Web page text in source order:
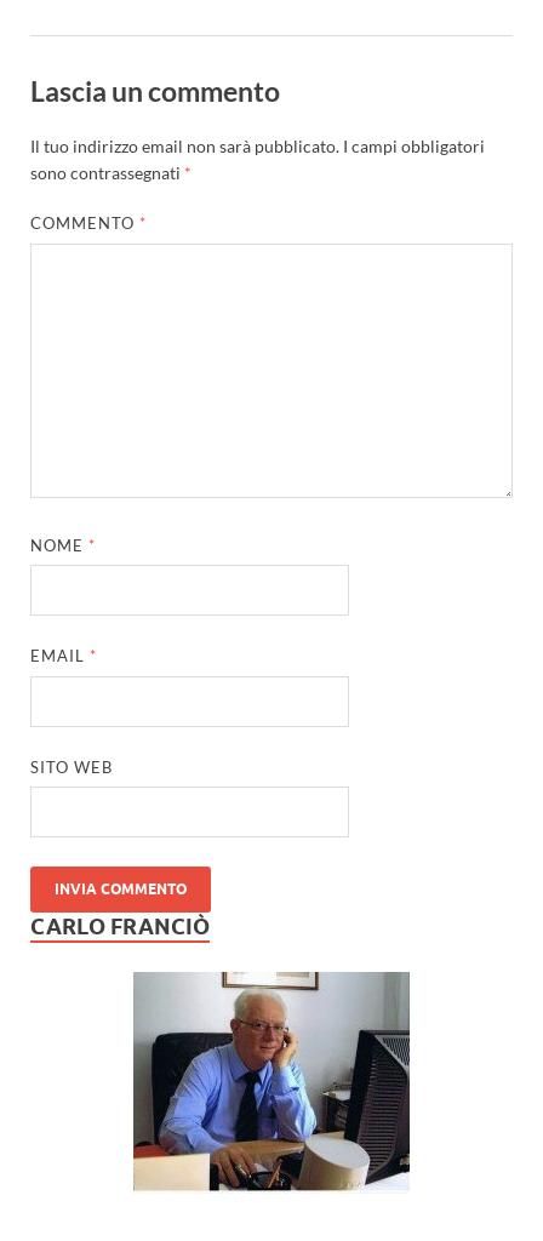
Lascia un commento
Il tuo indirizzo email non sarà pubblicato. I campi obbligatori
sono contrassegnati *
COMMENTO *
NOME *
EMAIL *
SITO WEB
CARLO FRANCIÒ